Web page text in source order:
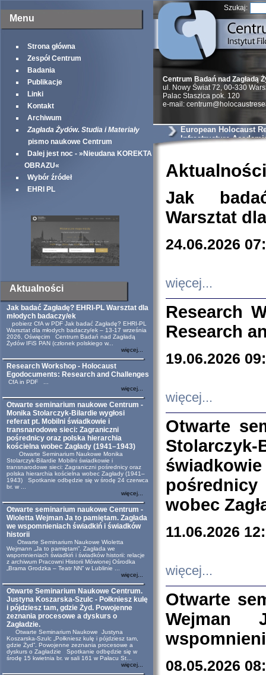
Menu
Strona główna
Zespół Centrum
Badania
Publikacje
Linki
Kontakt
Archiwum
Zagłada Żydów. Studia i Materiały
pismo naukowe Centrum
Dalej jest noc - »Nieudana KOREKTA
OBRAZU«
Wybór źródeł
EHRI PL
Aktualności
Jak badać Zagładę? EHRI-PL Warsztat dla
młodych badaczy/ek
pobierz CfA w PDF Jak badać Zagładę? EHRI-PL
Warsztat dla młodych badaczy/ek – 13-17 września
2026, Oświęcim Centrum Badań nad Zagładą
Żydów IFiS PAN (członek polskiego w...
więcej...
Research Workshop - Holocaust
Egodocuments: Research and Challenges
CfA in PDF ...
więcej...
Otwarte seminarium naukowe Centrum -
Monika Stolarczyk-Bilardie wygłosi
referat pt. Mobilni świadkowie i
transnarodowe sieci: Zagraniczni
pośrednicy oraz polska hierarchia
kościelna wobec Zagłady (1941–1943)
Otwarte Seminarium Naukowe Monika
Stolarczyk-Bilardie Mobilni świadkowie i
transnarodowe sieci: Zagraniczni pośrednicy oraz
polska hierarchia kościelna wobec Zagłady (1941–
1943) Spotkanie odbędzie się w środę 24 czerwca
br. w ...
więcej...
Otwarte seminarium naukowe Centrum -
Wioletta Wejman Ja to pamiętam. Zagłada
we wspomnieniach świadkiń i świadków
historii
Otwarte Seminarium Naukowe Wioletta
Wejmann „Ja to pamiętam”. Zagłada we
wspomnieniach świadkiń i świadków historii: relacje
z archiwum Pracowni Historii Mówionej Ośrodka
„Brama Grodzka – Teatr NN” w Lublinie ...
więcej...
Otwarte Seminarium Naukowe Centrum.
Justyna Koszarska-Szulc - Połkniesz kulę
i pójdziesz tam, gdzie Żyd. Powojenne
zeznania procesowe a dyskurs o
Zagładzie.
Otwarte Seminarium Naukowe Justyna
Koszarska-Szulc „Połkniesz kulę i pójdziesz tam,
gdzie Żyd”. Powojenne zeznania procesowe a
dyskurs o Zagładzie Spotkanie odbędzie się w
środę 15 kwietnia br. w sali 161 w Pałacu St...
więcej...
Szukaj:
Centrum Badań nad Zagładą
ul. Nowy Świat 72, 00-330
Palac Staszica pok. 120
e-mail:
European Holocaust
Infrastructure
Aktualności
Jak
Warsztat
24.06.2026
więcej...
Research
Research
19.06.2026
więcej...
Otwarte
wobec
11.06.2026
więcej...
Otwarte
Wejman
08.05.2026